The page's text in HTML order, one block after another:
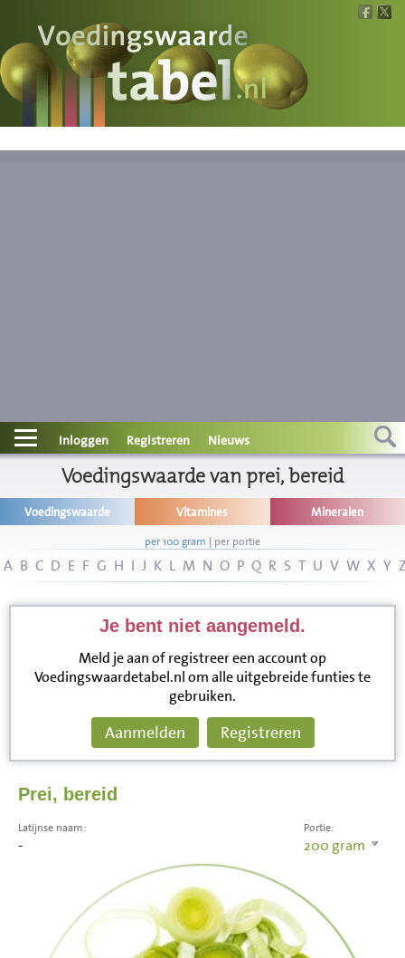
Voedingswaarde
Wat is wat?
Contact
Informatie
Disclaimer
Inloggen Registreren Nieuws
Voedingswaarde van prei, bereid
Voedingswaarde Vitamines Mineralen
per 100 gram | per portie
A B C D E F G H I J K L M N O P Q R S T U V W X Y
Je bent niet aangemeld.
Meld je aan of registreer een account op
Voedingswaardetabel.nl om alle uitgebreide funties te
gebruiken.
Aanmelden Registreren
Prei, bereid
Portie:
200 gram
Latijnse naam:
-